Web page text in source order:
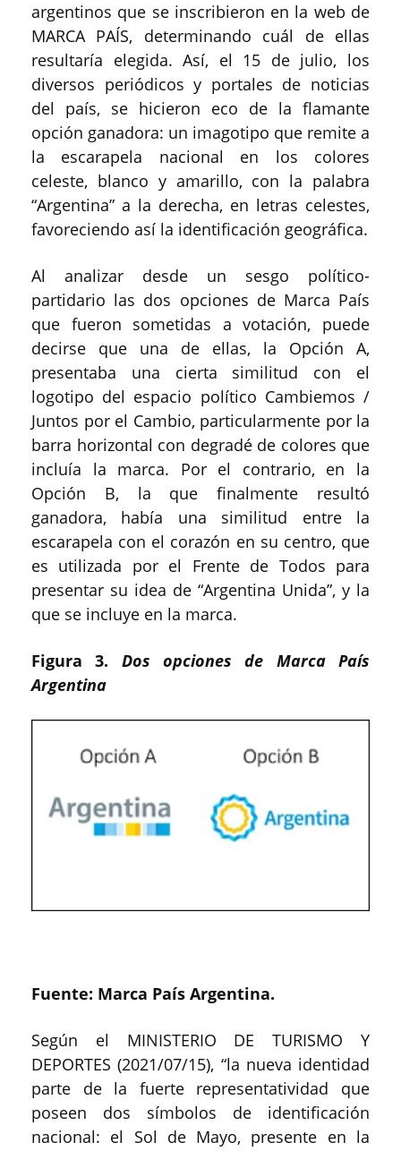
argentinos que se inscribieron en la web de
MARCA PAÍS, determinando cuál de ellas
resultaría elegida. Así, el 15 de julio, los
diversos periódicos y portales de noticias
del país, se hicieron eco de la flamante
opción ganadora: un imagotipo que remite a
la escarapela nacional en los colores
celeste, blanco y amarillo, con la palabra
“Argentina” a la derecha, en letras celestes,
favoreciendo así la identificación geográfica.
Al analizar desde un sesgo político-
partidario las dos opciones de Marca País
que fueron sometidas a votación, puede
decirse que una de ellas, la Opción A,
presentaba una cierta similitud con el
logotipo del espacio político Cambiemos /
Juntos por el Cambio, particularmente por la
barra horizontal con degradé de colores que
incluía la marca. Por el contrario, en la
Opción B, la que finalmente resultó
ganadora, había una similitud entre la
escarapela con el corazón en su centro, que
es utilizada por el Frente de Todos para
presentar su idea de “Argentina Unida”, y la
que se incluye en la marca.
Figura 3. Dos opciones de Marca País
Argentina
Fuente: Marca País Argentina.
Según el MINISTERIO DE TURISMO Y
DEPORTES (2021/07/15), “la nueva identidad
parte de la fuerte representatividad que
poseen dos símbolos de identificación
nacional: el Sol de Mayo, presente en la